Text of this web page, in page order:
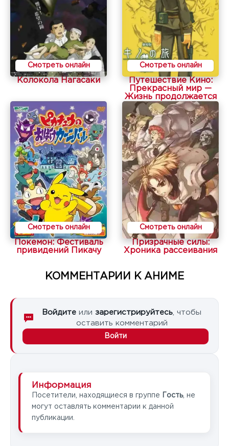
Смотреть онлайн
Колокола Нагасаки
Смотреть онлайн
Путешествие Кино:
Прекрасный мир —
Жизнь продолжается
Смотреть онлайн
Покемон: Фестиваль
привидений Пикачу
Смотреть онлайн
Призрачные силы:
Хроника рассеивания
КОММЕНТАРИИ К АНИМЕ
Войдите или зарегистрируйтесь , чтобы
оставить комментарий
Войти
Информация
Посетители, находящиеся в группе Гость, не
могут оставлять комментарии к данной
публикации.